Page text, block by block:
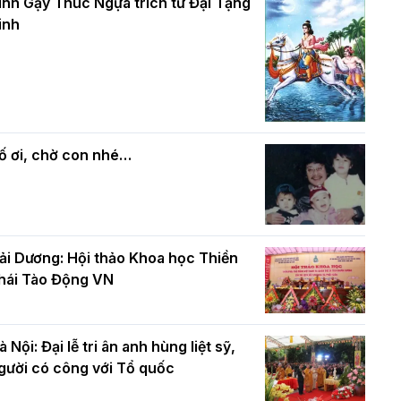
mừng Đại lễ Phật đản PL.2570 –
mùa Phật đản PL.2570
Phật giáo chính tín Phần 7: Luật nhân
quả
ơi, chờ con nhé…
Dương: Hội thảo Khoa học Thiền
Tào Động VN
Nội: Đại lễ tri ân anh hùng liệt sỹ,
có công với Tổ quốc